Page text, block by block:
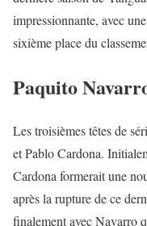
impressionnante, avec
sixième place du
Paquito
Les troisièmes têtes de
et Pablo Cardona.
Cardona formerait une
après la rupture de ce
finalement avec Navarro